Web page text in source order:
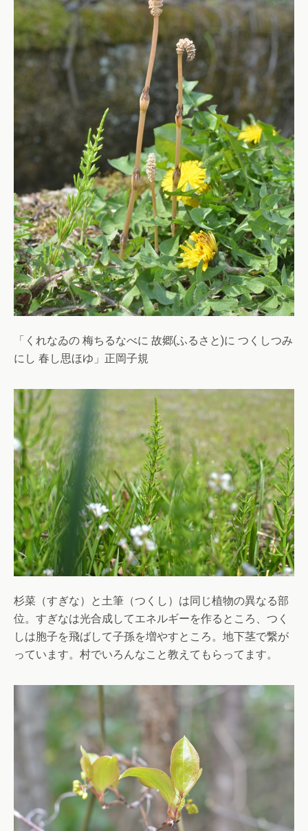
「くれなゐの 梅ちるなべに 故郷(ふるさと)に つくしつみ
にし 春し思ほゆ」正岡子規
杉菜（すぎな）と土筆（つくし）は同じ植物の異なる部
位。すぎなは光合成してエネルギーを作るところ、つく
しは胞子を飛ばして子孫を増やすところ。地下茎で繋が
っています。村でいろんなこと教えてもらってます。